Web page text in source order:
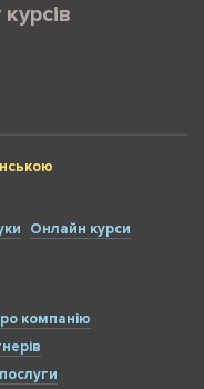
Онлайн курси
компанію